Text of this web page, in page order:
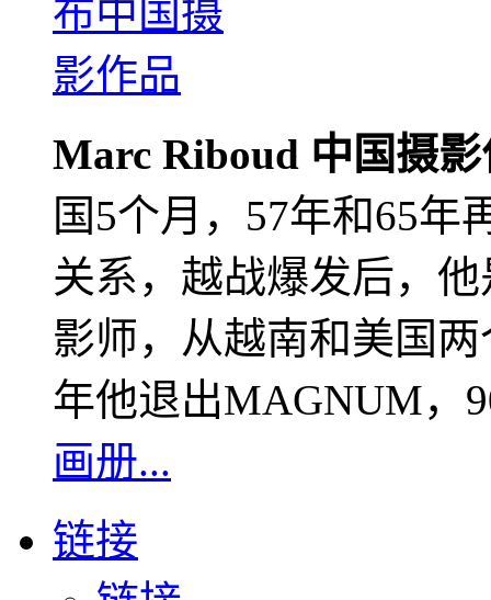
Marc Riboud 中国摄
国5个月，57年和65年
关系，越战爆发后，
影师，从越南和美国
年他退出MAGNUM，
画册...
链接